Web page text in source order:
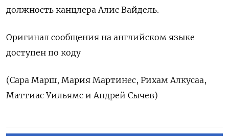
должность канцлера Алис Вайдель.
Оригинал сообщения на английском языке
доступен по коду
(Сара Марш, Мария Мартинес, Рихам Алкусаа,
Маттиас Уильямс и Андрей Сычев)